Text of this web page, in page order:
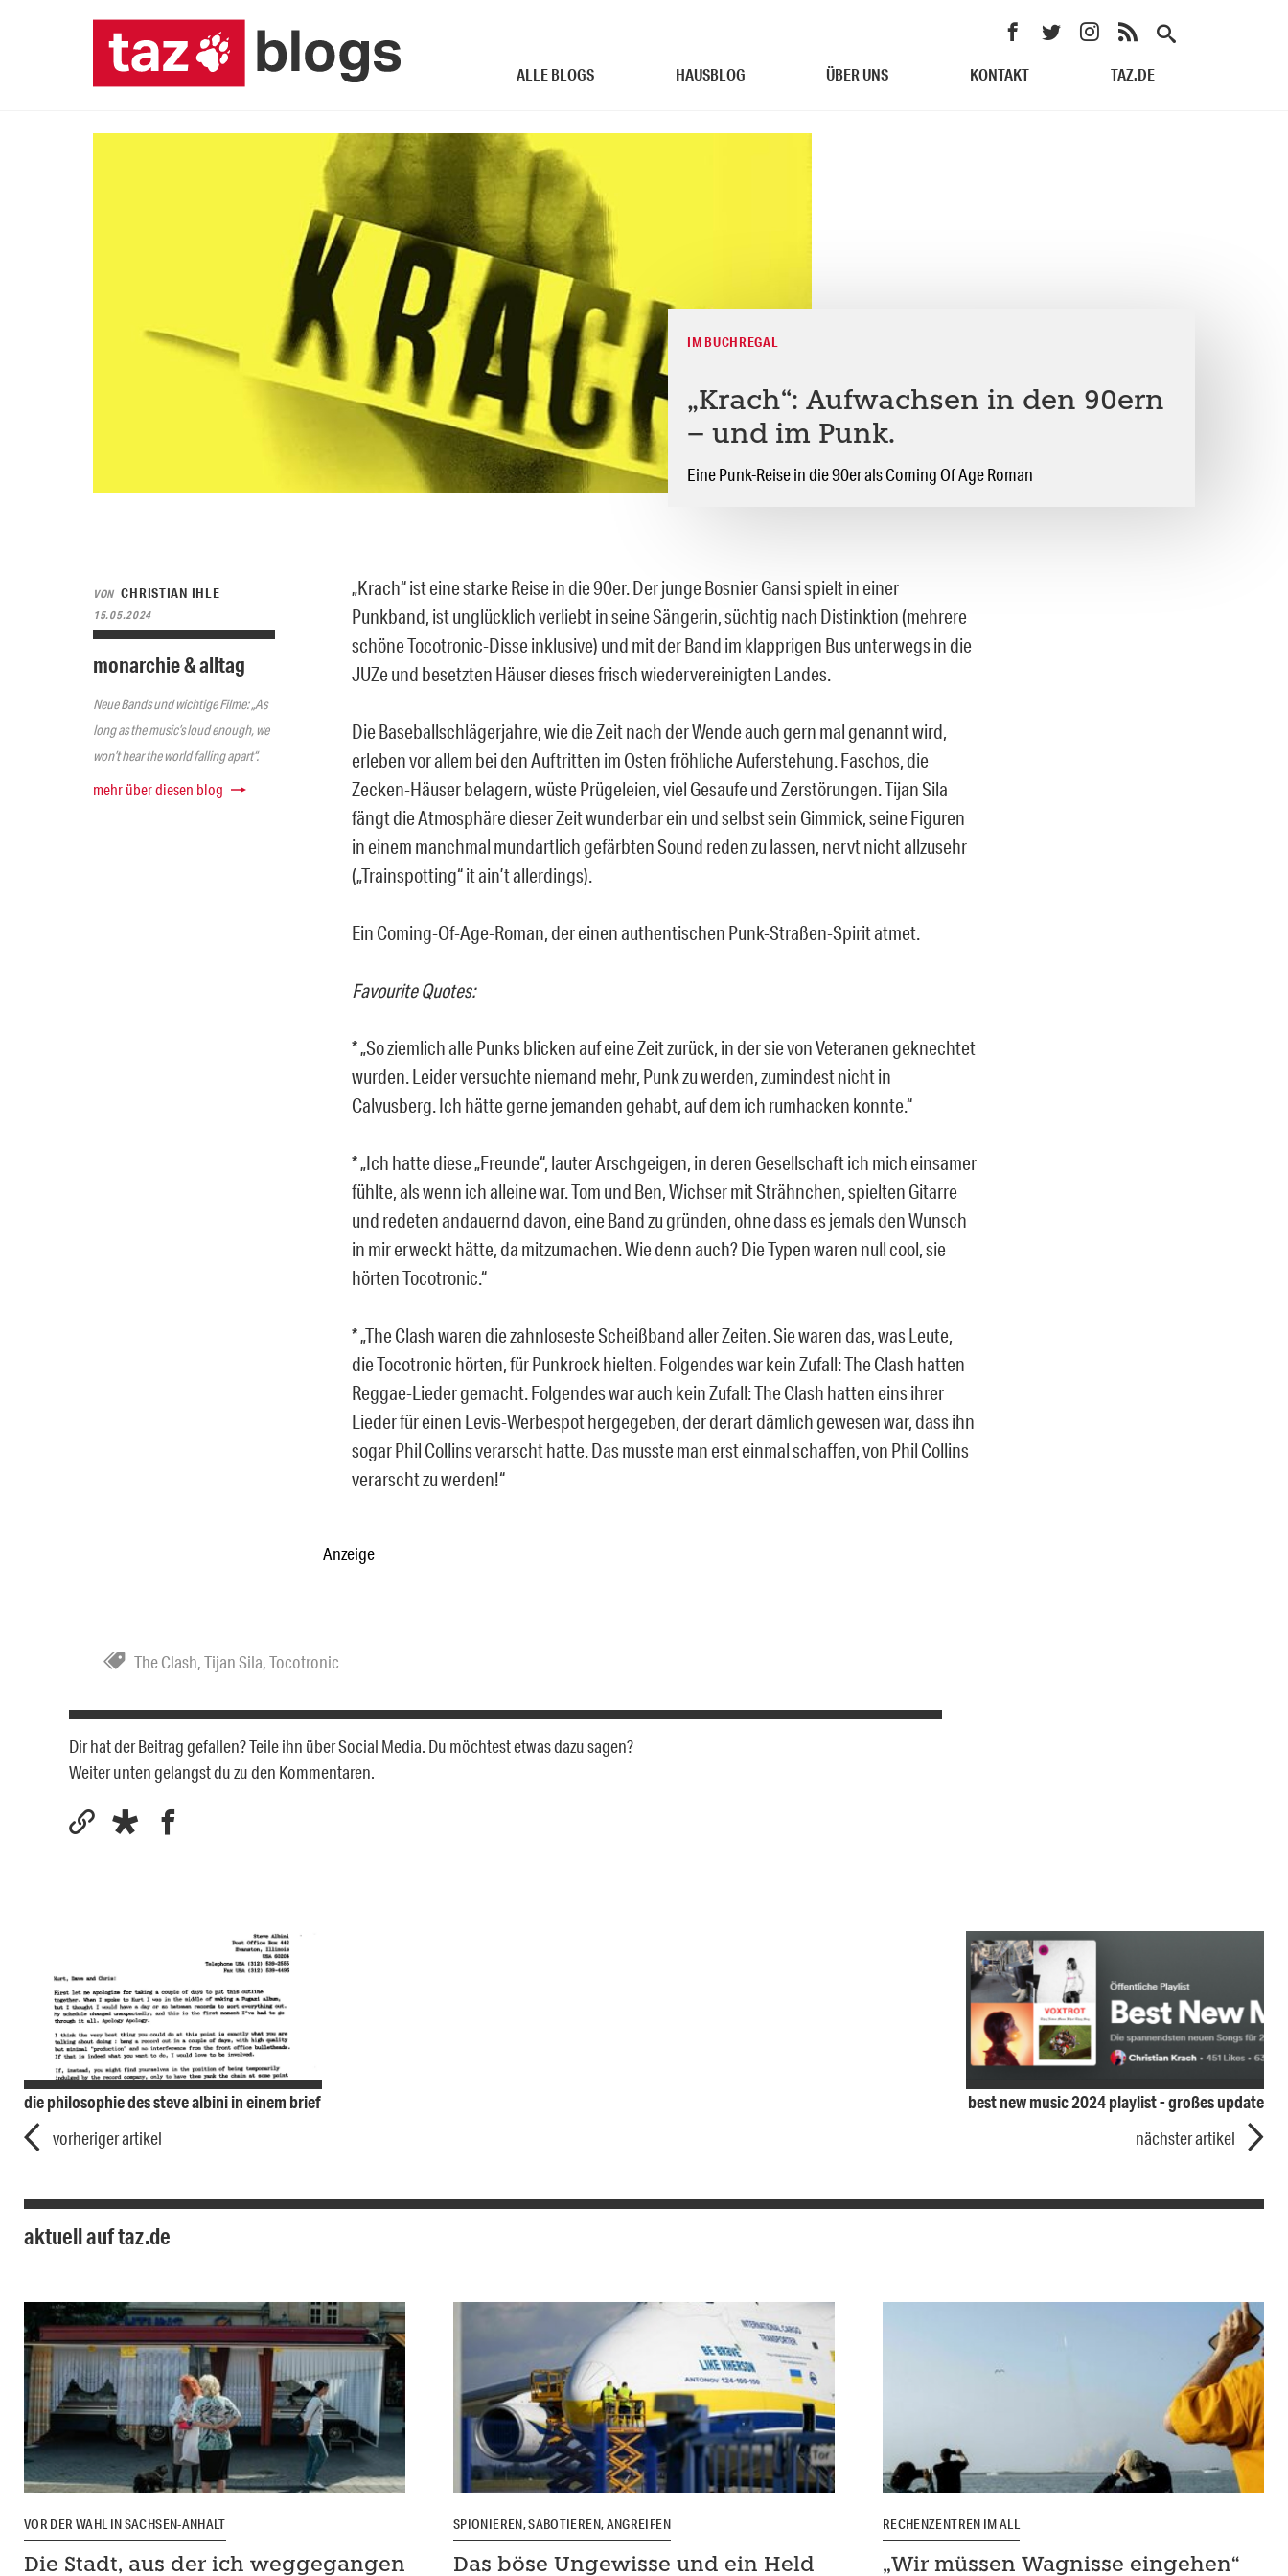
ALLE BLOGS HAUSBLOG ÜBER UNS KONTAKT TAZ.DE
IM BUCHREGAL
„Krach“: Aufwachsen in den 90ern
– und im Punk.
Eine Punk-Reise in die 90er als Coming Of Age Roman
VON CHRISTIAN IHLE
15.05.2024
monarchie & alltag
Neue Bands und wichtige Filme: „As
long as the music’s loud enough, we
won’t hear the world falling apart“.
mehr über diesen blog
„Krach“ ist eine starke Reise in die 90er. Der junge Bosnier Gansi spielt in einer
Punkband, ist unglücklich verliebt in seine Sängerin, süchtig nach Distinktion (mehrere
schöne Tocotronic-Disse inklusive) und mit der Band im klapprigen Bus unterwegs in die
JUZe und besetzten Häuser dieses frisch wiedervereinigten Landes.
Die Baseballschlägerjahre, wie die Zeit nach der Wende auch gern mal genannt wird,
erleben vor allem bei den Auftritten im Osten fröhliche Auferstehung. Faschos, die
Zecken-Häuser belagern, wüste Prügeleien, viel Gesaufe und Zerstörungen. Tijan Sila
fängt die Atmosphäre dieser Zeit wunderbar ein und selbst sein Gimmick, seine Figuren
in einem manchmal mundartlich gefärbten Sound reden zu lassen, nervt nicht allzusehr
(„Trainspotting“ it ain’t allerdings).
Ein Coming-Of-Age-Roman, der einen authentischen Punk-Straßen-Spirit atmet.
Favourite Quotes:
* „So ziemlich alle Punks blicken auf eine Zeit zurück, in der sie von Veteranen geknechtet
wurden. Leider versuchte niemand mehr, Punk zu werden, zumindest nicht in
Calvusberg. Ich hätte gerne jemanden gehabt, auf dem ich rumhacken konnte.“
* „Ich hatte diese „Freunde“, lauter Arschgeigen, in deren Gesellschaft ich mich einsamer
fühlte, als wenn ich alleine war. Tom und Ben, Wichser mit Strähnchen, spielten Gitarre
und redeten andauernd davon, eine Band zu gründen, ohne dass es jemals den Wunsch
in mir erweckt hätte, da mitzumachen. Wie denn auch? Die Typen waren null cool, sie
hörten Tocotronic.“
* „The Clash waren die zahnloseste Scheißband aller Zeiten. Sie waren das, was Leute,
die Tocotronic hörten, für Punkrock hielten. Folgendes war kein Zufall: The Clash hatten
Reggae-Lieder gemacht. Folgendes war auch kein Zufall: The Clash hatten eins ihrer
Lieder für einen Levis-Werbespot hergegeben, der derart dämlich gewesen war, dass ihn
sogar Phil Collins verarscht hatte. Das musste man erst einmal schaffen, von Phil Collins
verarscht zu werden!“
Anzeige
The Clash,Tijan Sila,Tocotronic
Dir hat der Beitrag gefallen? Teile ihn über Social Media. Du möchtest etwas dazu sagen?
Weiter unten gelangst du zu den Kommentaren.
die philosophie des steve albini in einem brief
vorheriger artikel
best new music 2024 playlist - großes update
nächster artikel
aktuell auf taz.de
VOR DER WAHL IN SACHSEN-ANHALT
Die Stadt, aus der ich weggegangen
SPIONIEREN, SABOTIEREN, ANGREIFEN
Das böse Ungewisse und ein Held
RECHENZENTREN IM ALL
„Wir müssen Wagnisse eingehen“